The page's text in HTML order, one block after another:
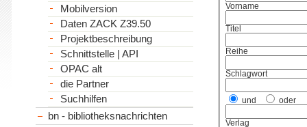
Vorname
Titel
Reihe
Schlagwort
und oder
Verlag
Mobilversion
Daten ZACK Z39.50
Projektbeschreibung
Schnittstelle | API
OPAC alt
die Partner
Suchhilfen
bn - bibliotheksnachrichten